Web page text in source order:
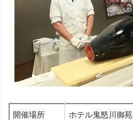
開催場所 ホテル鬼怒川御苑